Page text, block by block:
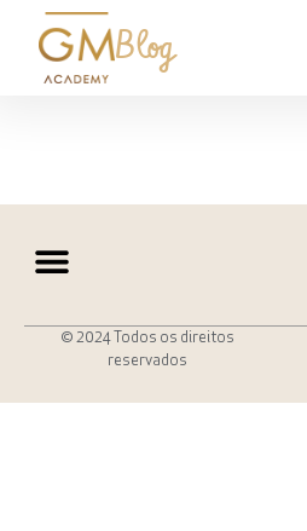
Blog
© 2024 Todos os direitos
reservados